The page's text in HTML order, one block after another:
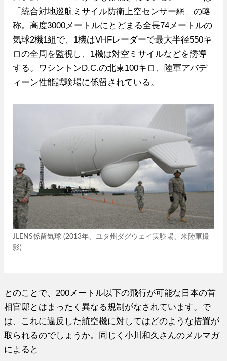
「統合対地巡航ミサイル防衛上空センサー網」の略
称。高度3000メートルにとどまる全長74メートルの
気球2機1組で、1機はVHFレーダーで最大半径550キ
ロの全周を監視し、1機は対空ミサイルなどを誘導
する。ワシントンD.C.の北東100キロ、陸軍アバデ
ィーン性能試験場に係留されている。
JLENS係留気球 (2013年、ユタ州ダグウェイ実験場、米陸軍撮
影)
とのことで、200メートル以下の飛行が可能な日本の首
相官邸とはまったく異なる規制がなされています。で
は、これに違反した航空機に対してはどのような措置が
取られるのでしょうか。同じく小川和久さんのメルマガ
によると